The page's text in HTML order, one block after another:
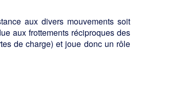
aux divers mouvements soit
aux frottements réci­proques des
de charge) et joue donc un rôle